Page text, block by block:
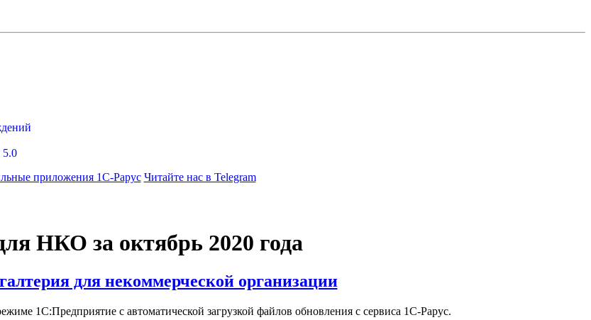
5.0
приложения 1С-Рарус Читайте нас в Telegram
НКО за октябрь 2020 года
для некоммерческой организации
1С:Предприятие с автоматической загрузкой файлов обновления с сервиса 1С-Рарус.